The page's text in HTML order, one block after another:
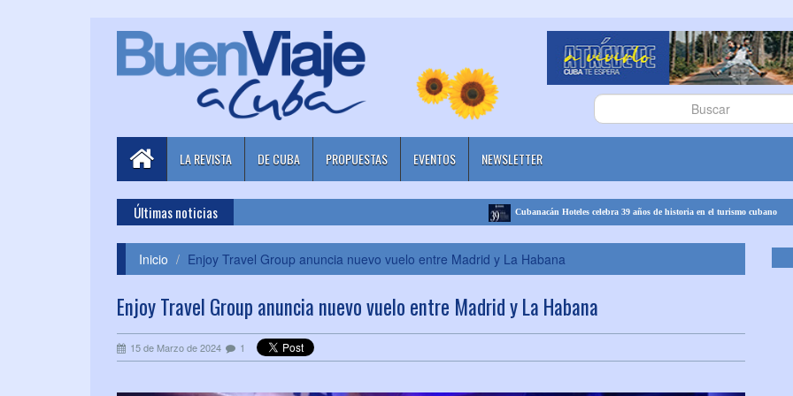
LA REVISTA DE CUBA PROPUESTAS EVENTOS NEWSLETTER
Últimas noticias Cubanacán Hoteles celebra 39 años de historia en el turismo cubano
Inicio Enjoy Travel Group anuncia nuevo vuelo entre Madrid y La Habana
Enjoy Travel Group anuncia nuevo vuelo entre Madrid y La Habana
15 de Marzo de 2024 1